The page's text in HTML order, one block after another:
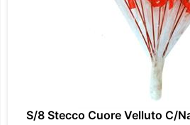
S/8 Stecco Cuore Velluto C/